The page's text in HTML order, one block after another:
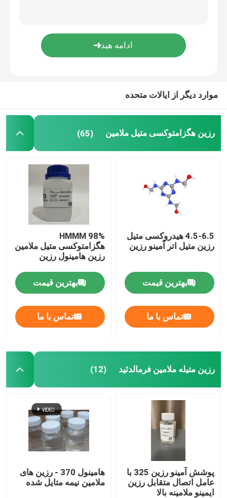
آمینو کراسلینکر
رزین ملامین فرمالدئید بوتیله
رزین HMMM
آمینو رزین
پارافورمالدئید
موارد دیگر از ایالات متحده
رزین هگزامتوکسی متیل ملامین (65)
4.5-6.5 هیدروکسی متیل
رزین متیل اتر آمینو رزین
بهترین قیمت
تماس با ما
HMMM 98%
هگزامتوکسی متیل ملامین
رزین هامینول رزین
بهترین قیمت
تماس با ما
رزین متیله ملامین فرمالدئید (12)
پوشش آمینو رزین 325 با
عامل اتصال متقابل رزین
ایمینو ملامینه بالا
هامینول 370 - رزین های
ملامین نیمه متایل شده